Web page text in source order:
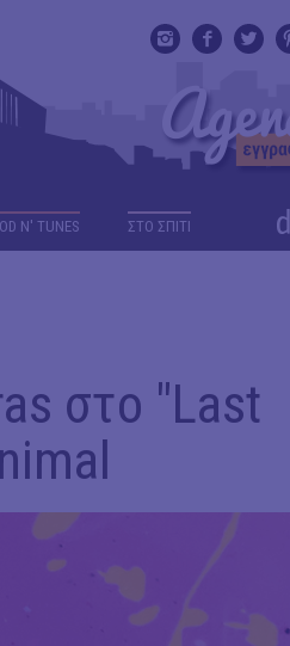
N' TUNES ΣΤΟ ΣΠΙΤΙ
στο "Last